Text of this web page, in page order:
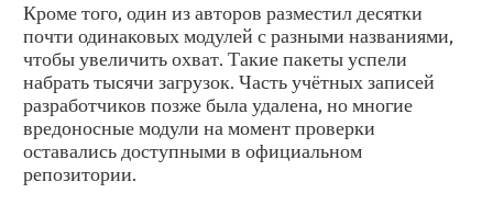
Кроме того, один из авторов разместил десятки
почти одинаковых модулей с разными названиями,
чтобы увеличить охват. Такие пакеты успели
набрать тысячи загрузок. Часть учётных записей
разработчиков позже была удалена, но многие
вредоносные модули на момент проверки
оставались доступными в официальном
репозитории.